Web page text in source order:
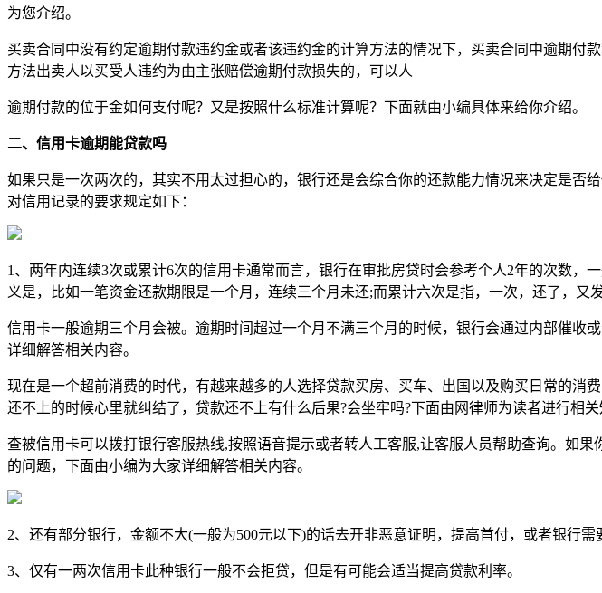
为您介绍。
买卖合同中没有约定逾期付款违约金或者该违约金的计算方法的情况下，买卖合同中逾期
方法出卖人以买受人违约为由主张赔偿逾期付款损失的，可以人
逾期付款的位于金如何支付呢？又是按照什么标准计算呢？下面就由小编具体来给你介绍。
二、信用卡逾期能贷款吗
如果只是一次两次的，其实不用太过担心的，银行还是会综合你的还款能力情况来决定是否
对信用记录的要求规定如下：
1、两年内连续3次或累计6次的信用卡通常而言，银行在审批房贷时会参考个人2年的次数
义是，比如一笔资金还款期限是一个月，连续三个月未还;而累计六次是指，一次，还了，又
信用卡一般逾期三个月会被。逾期时间超过一个月不满三个月的时候，银行会通过内部催收
详细解答相关内容。
现在是一个超前消费的时代，有越来越多的人选择贷款买房、买车、出国以及购买日常的
还不上的时候心里就纠结了，贷款还不上有什么后果?会坐牢吗?下面由网律师为读者进行相关
查被信用卡可以拨打银行客服热线,按照语音提示或者转人工客服,让客服人员帮助查询。如
的问题，下面由小编为大家详细解答相关内容。
2、还有部分银行，金额不大(一般为500元以下)的话去开非恶意证明，提高首付，或者银行
3、仅有一两次信用卡此种银行一般不会拒贷，但是有可能会适当提高贷款利率。